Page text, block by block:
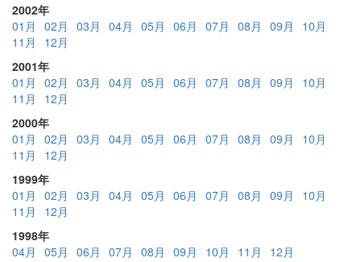
2002年
01月
02月 03月 04月 05月 06月 07月 08月 09月
10月
11月
12月
2001年
01月
02月 03月 04月 05月 06月 07月 08月 09月
10月
11月
12月
2000年
01月
02月 03月 04月 05月 06月 07月 08月 09月
10月
11月
12月
1999年
01月
02月 03月 04月 05月 06月 07月 08月 09月
10月
11月
12月
1998年
04月
05月 06月 07月 08月 09月 10月 11月 12月